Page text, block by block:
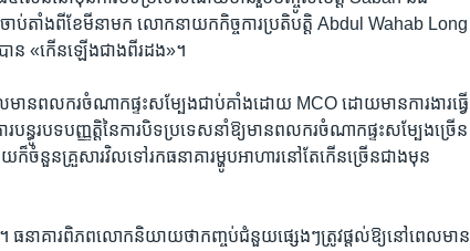
ប់​តាំង​ពី​ខែ​មីនា​មក លោក​នាយក​កិច្ច​ការប្រតិបត្តិ​ Abdul Wahab Long
ាន «កើន​ឡើងជាង​ពីរ​ដង»។
ានពលករ​ចំណាក​ផ្ទះ​សម្បែងជាប់​គាំងដោយ​ MCO​ ​ដោយ​មានការងារ​ធ្វើ​
របន្ធូរ​បទ​បញ្ញត្តិ​នៃ​ការ​បិទ​ប្រទេស​នាំ​ឱ្យ​មានពលករ​ចំណាក​ផ្ទះ​សម្បែងច្រើន​
យក៏​ចំនួន​គ្រួសារ​វិល​ទៅ​រក​ធនាគារ​ម្ហូប​អាហារនៅ​តែ​កើន​ច្រើន​ជាង​មុន​
យ។​ ធនាគារពិភពលោកនិយាយ​ថាកញ្ចប់​ជំនួយ​ផ្សេងៗ​ត្រូវ​ផ្តល់ឱ្យនៅ​ពេល​មាន